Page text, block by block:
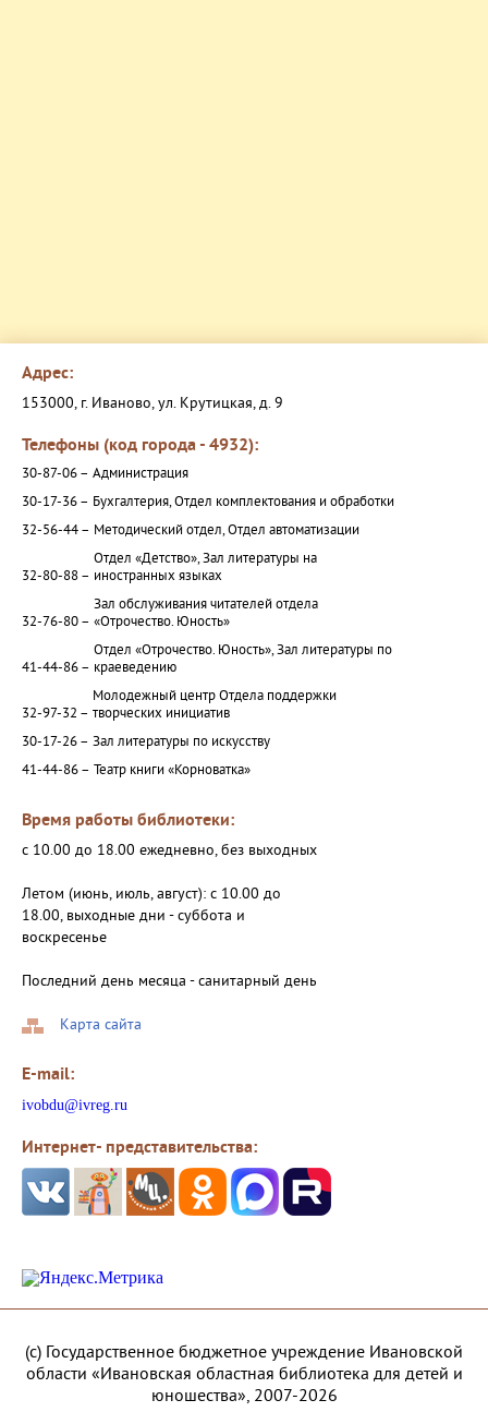
Адрес:
153000, г. Иваново, ул. Крутицкая, д. 9
Телефоны (код города - 4932):
30-87-06 – Администрация
30-17-36 – Бухгалтерия, Отдел комплектования и обработки
32-56-44 – Методический отдел, Отдел автоматизации
32-80-88 –
Отдел «Детство», Зал литературы на
иностранных языках
32-76-80 –
Зал обслуживания читателей отдела
«Отрочество. Юность»
41-44-86 –
Отдел «Отрочество. Юность», Зал литературы по
краеведению
32-97-32 –
Молодежный центр Отдела поддержки
творческих инициатив
30-17-26 – Зал литературы по искусству
41-44-86 – Театр книги «Корноватка»
Время работы библиотеки:
с 10.00 до 18.00 ежедневно, без выходных
Летом (июнь, июль, август): с 10.00 до
18.00, выходные дни - суббота и
воскресенье
Последний день месяца - санитарный день
Карта сайта
E-mail:
ivobdu@ivreg.ru
Интернет- представительства:
(с) Государственное бюджетное учреждение Ивановской
области «Ивановская областная библиотека для детей и
юношества», 2007-2026